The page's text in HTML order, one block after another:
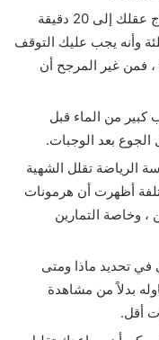
عندما تأكل بسرعة كبيرة. يحتاج عقلك إلى 20 دقيقة
وأنه يجب عليك التوقف
، فمن غير المرجح أن
من الماء قبل
بعد الوجبات.
الرياضة تقلل الشهية
20 دراسة مختلفة أظهرت أن هرمونات
، وخاصة التمارين
في تحديد ماذا ومتى
بدلاً من مشاهدة
أقل.